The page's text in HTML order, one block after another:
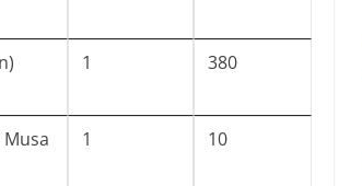
1 380
1 10